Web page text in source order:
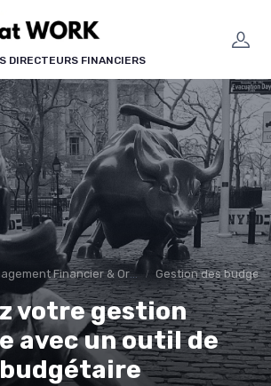
DIRECTEURS FINANCIERS
Financier & Organisation Gestion des
votre gestion
avec un outil de
des cookies